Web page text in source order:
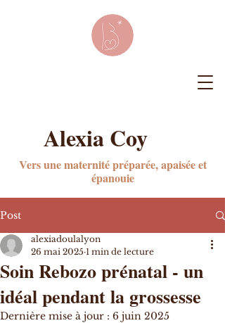
Vers une maternité préparée, apaisée et
épanouie
Alexia Coy
Post
Soin Rebozo prénatal - un
idéal pendant la grossesse
alexiadoulalyon
26 mai 2025 1 min de lecture
Dernière mise à jour : 6 juin 2025